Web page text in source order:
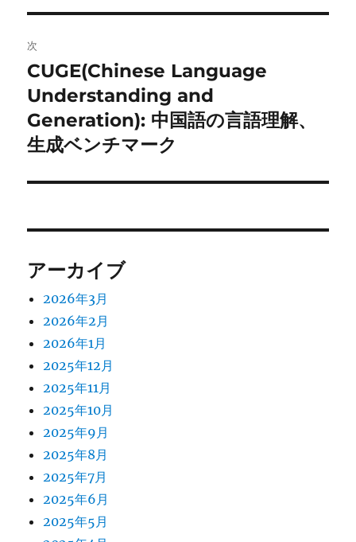
ゲ
ー
シ
ョ
ン
次
次
の
投
稿:
CUGE(Chinese Language
Understanding and
Generation): 中国語の言語理解、
生成ベンチマーク
アーカイブ
2026年3月
2026年2月
2026年1月
2025年12月
2025年11月
2025年10月
2025年9月
2025年8月
2025年7月
2025年6月
2025年5月